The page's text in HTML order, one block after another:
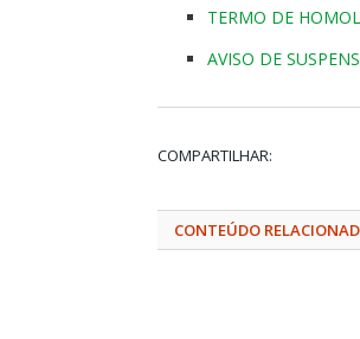
TERMO DE
AVISO DE
COMPARTILHAR:
CONTEÚDO